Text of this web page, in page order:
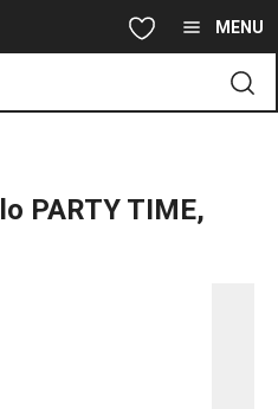
principale MENU
PARTY TIME,